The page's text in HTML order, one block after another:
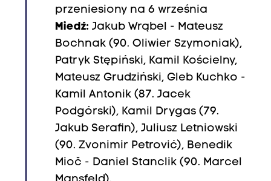
przeniesiony na 6 września
Miedź: Jakub Wrąbel - Mateusz
Bochnak (90. Oliwier Szymoniak),
Patryk Stępiński, Kamil Kościelny,
Mateusz Grudziński, Gleb Kuchko -
Kamil Antonik (87. Jacek
Podgórski), Kamil Drygas (79.
Jakub Serafin), Juliusz Letniowski
(90. Zvonimir Petrović), Benedik
Mioč - Daniel Stanclik (90. Marcel